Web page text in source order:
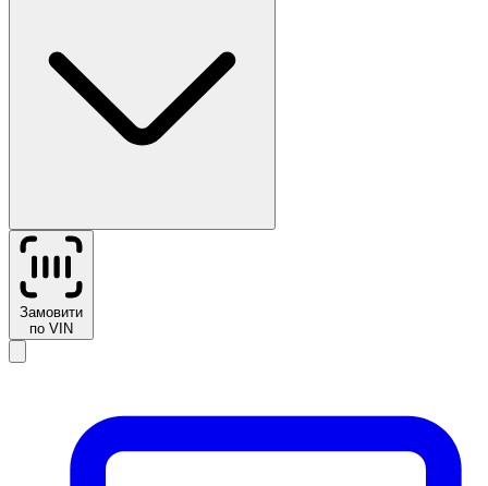
Замовити
по VIN